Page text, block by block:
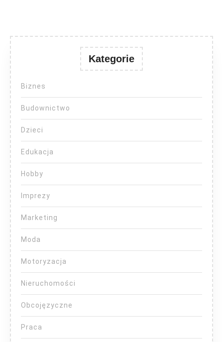
Kategorie
Biznes
Budownictwo
Dzieci
Edukacja
Hobby
Imprezy
Marketing
Moda
Motoryzacja
Nieruchomości
Obcojęzyczne
Praca